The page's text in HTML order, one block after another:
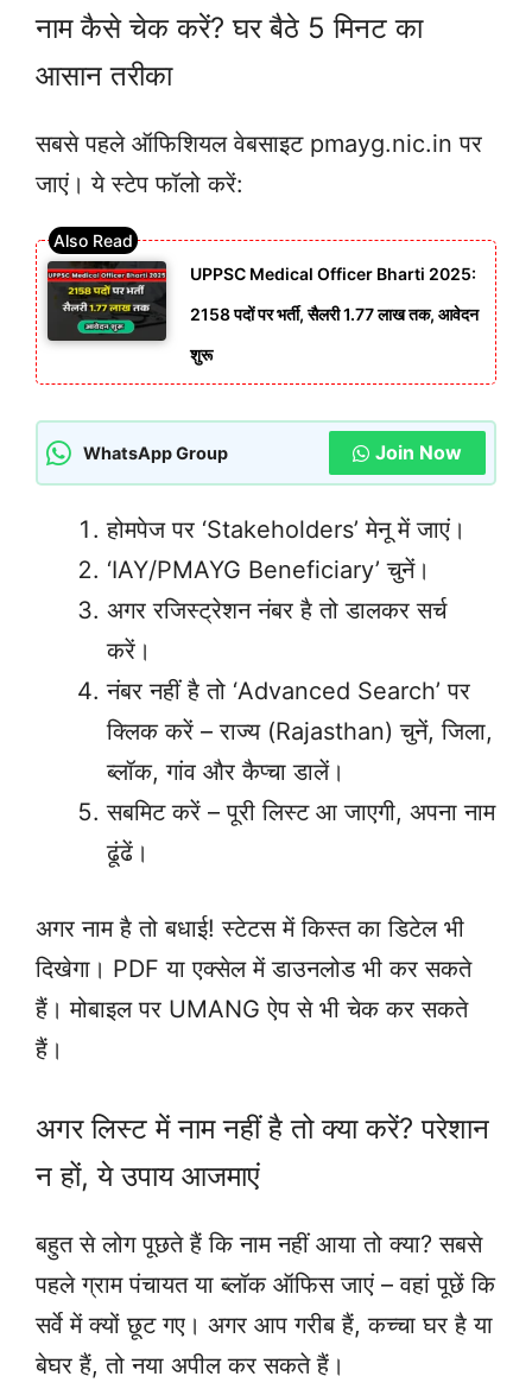
नाम कैसे चेक करें? घर बैठे 5 मिनट का
आसान तरीका
सबसे पहले ऑफिशियल वेबसाइट pmayg.nic.in पर
जाएं। ये स्टेप फॉलो करें:
UPPSC Medical Officer Bharti 2025:
2158 पदों पर भर्ती, सैलरी 1.77 लाख तक, आवेदन
शुरू
WhatsApp Group Join Now
होमपेज पर ‘Stakeholders’ मेनू में जाएं।
‘IAY/PMAYG Beneficiary’ चुनें।
अगर रजिस्ट्रेशन नंबर है तो डालकर सर्च
करें।
नंबर नहीं है तो ‘Advanced Search’ पर
क्लिक करें – राज्य (Rajasthan) चुनें, जिला,
ब्लॉक, गांव और कैप्चा डालें।
सबमिट करें – पूरी लिस्ट आ जाएगी, अपना नाम
ढूंढें।
अगर नाम है तो बधाई! स्टेटस में किस्त का डिटेल भी
दिखेगा। PDF या एक्सेल में डाउनलोड भी कर सकते
हैं। मोबाइल पर UMANG ऐप से भी चेक कर सकते
हैं।
अगर लिस्ट में नाम नहीं है तो क्या करें? परेशान
न हों, ये उपाय आजमाएं
बहुत से लोग पूछते हैं कि नाम नहीं आया तो क्या? सबसे
पहले ग्राम पंचायत या ब्लॉक ऑफिस जाएं – वहां पूछें कि
सर्वे में क्यों छूट गए। अगर आप गरीब हैं, कच्चा घर है या
बेघर हैं, तो नया अपील कर सकते हैं।